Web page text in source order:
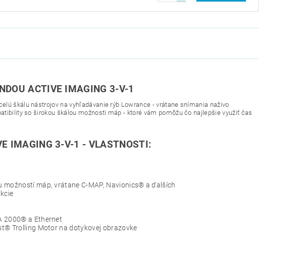
ACTIVE IMAGING 3-V-1
škálu nástrojov na vyhľadávanie rýb Lowrance - vrátane snímania naživo
so širokou škálou možnosti máp - ktoré vám pomôžu čo najlepšie využiť čas
IMAGING 3-V-1 - VLASTNOSTI:
máp, vrátane C-MAP, Navionics® a ďalších
2000® a Ethernet
Trolling Motor na dotykovej obrazovke